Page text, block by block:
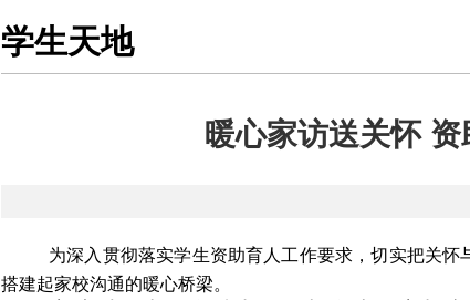
学生天地
暖心家访送关怀
为深入贯彻落实学生资助育人工作要求，切实把关
搭建起家校沟通的暖心桥梁。